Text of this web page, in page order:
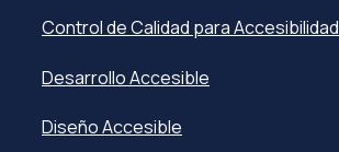
Control de Calidad para Accesibilidad
Desarrollo Accesible
Diseño Accesible